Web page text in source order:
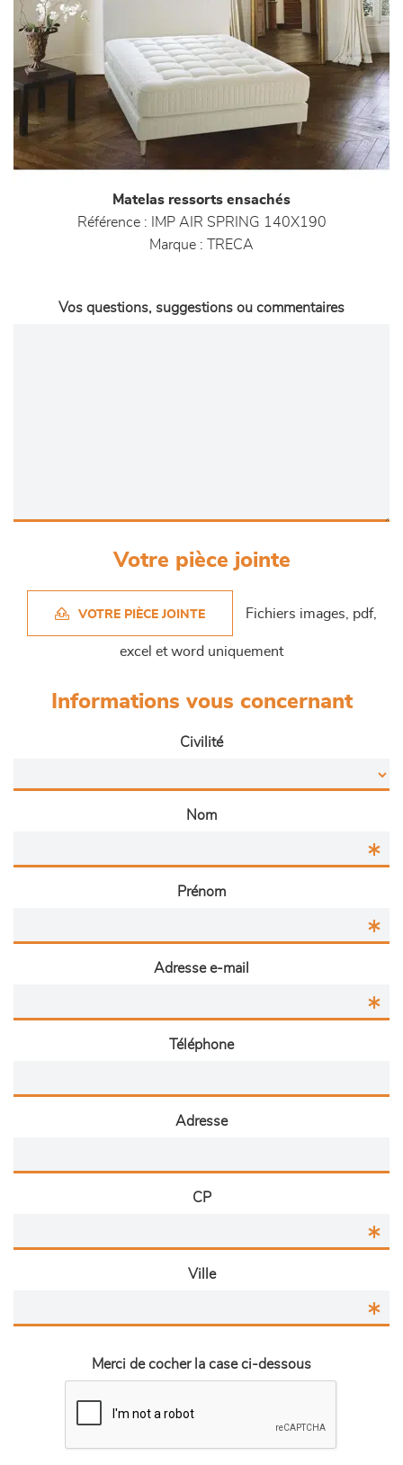
Matelas ressorts ensachés
Référence : IMP AIR SPRING 140X190
Marque : TRECA
Vos questions, suggestions ou commentaires
Votre pièce jointe
VOTRE PIÈCE JOINTE Fichiers images, pdf,
excel et word uniquement
Informations vous concernant
Civilité
Nom
Prénom
Adresse e-mail
Téléphone
Adresse
CP
Ville
Merci de cocher la case ci-dessous